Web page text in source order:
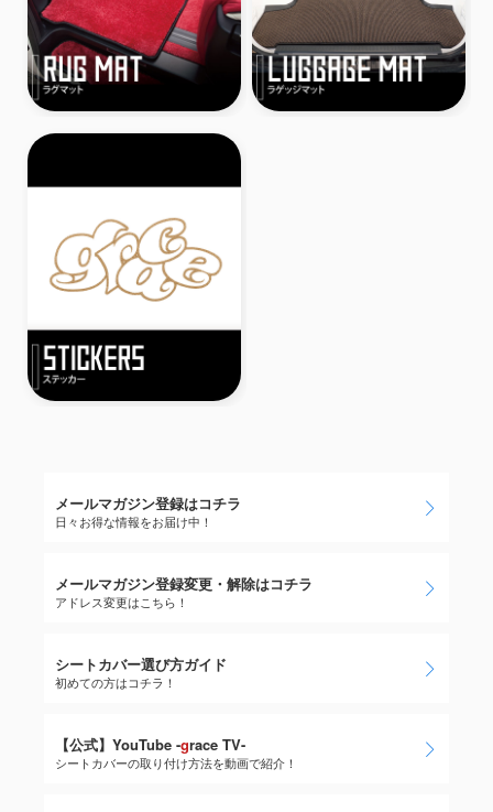
メールマガジン登録はコチラ
日々お得な情報をお届け中！
メールマガジン登録変更・解除はコチラ
アドレス変更はこちら！
シートカバー選び方ガイド
初めての方はコチラ！
【公式】YouTube -grace TV-
シートカバーの取り付け方法を動画で紹介！